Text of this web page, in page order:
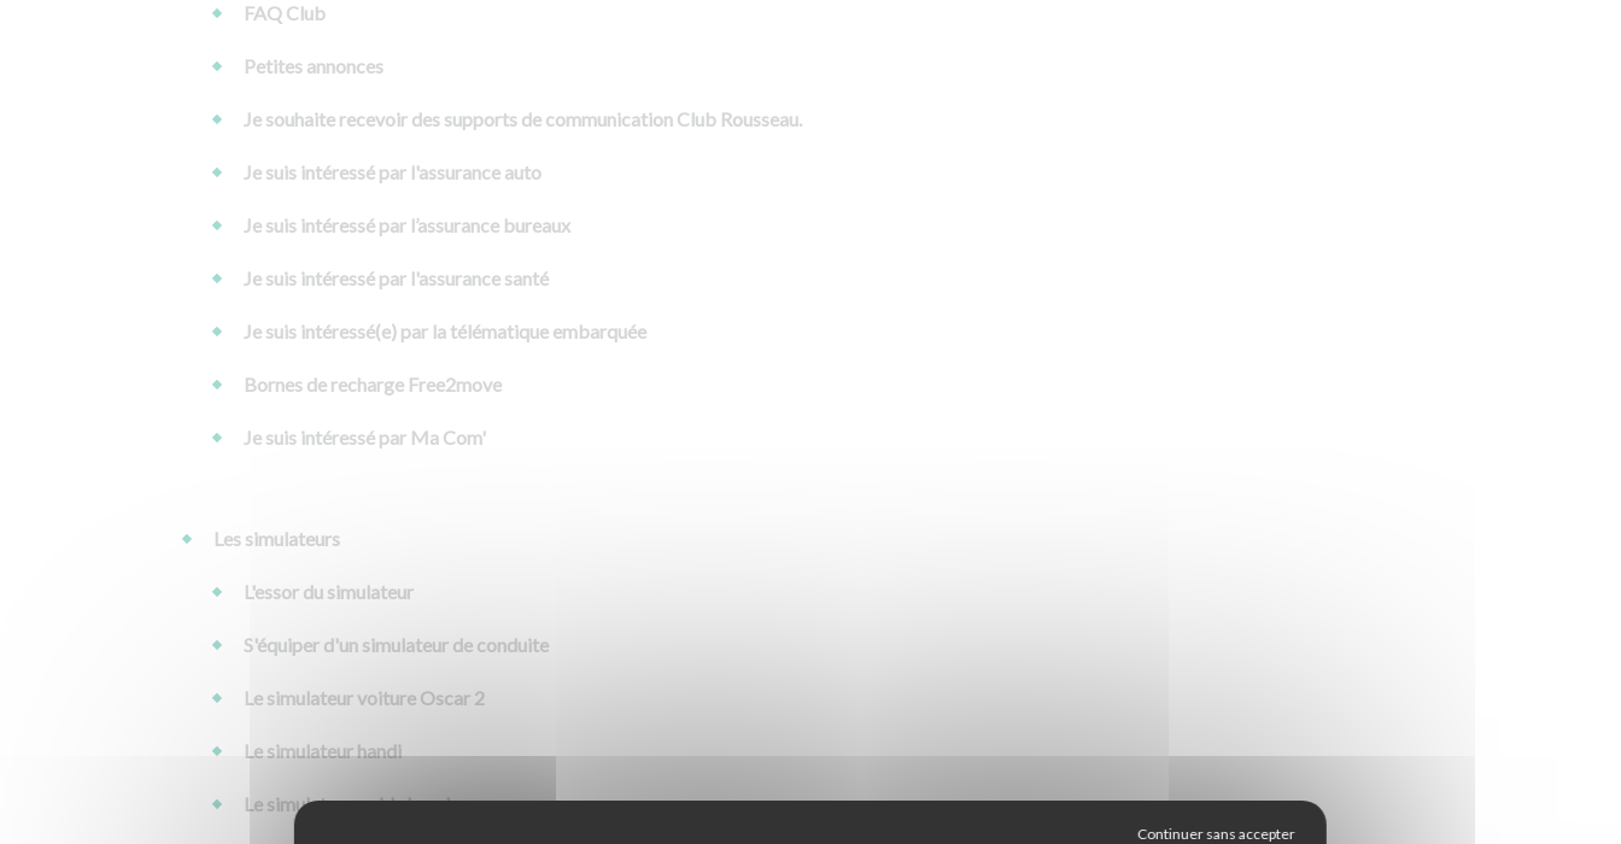
FAQ Club
Petites annonces
Je souhaite recevoir des supports de communication Club Rousseau.
Je suis intéressé par l'assurance auto
Je suis intéressé par l’assurance bureaux
Je suis intéressé par l'assurance santé
Je suis intéressé(e) par la télématique embarquée
Bornes de recharge Free2move
Je suis intéressé par Ma Com'
Les simulateurs
L'essor du simulateur
S'équiper d'un simulateur de conduite
Le simulateur voiture Oscar 2
Le simulateur handi
Le simulateur poids lourd